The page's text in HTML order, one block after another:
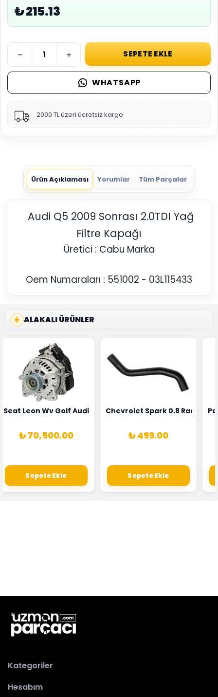
₺ 215.13
SEPETE EKLE
WHATSAPP
2000 TL üzeri ücretsiz kargo
Ürün Açıklaması Yorumlar Tüm Parçalar
Audi Q5 2009 Sonrası 2.0TDI Yağ
Filtre Kapağı
Üretici : Cabu Marka
Oem Numaraları : 551002 - 03L115433
ALAKALI ÜRÜNLER
Sensörü Bosch Marka 1628HN-0258010081
Seat Leon Wv Golf Audi A3 Şarj Alternatörü Valeo Marka
₺ 70,500.00
Sepete Ekle
Chevrolet Spark 0.8 Radyatör
₺ 499.00
Sepete Ekle
Kategoriler
Hesabım